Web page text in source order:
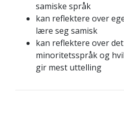
samiske språk
kan reflektere over
lære seg samisk
kan reflektere over
minoritetsspråk og
gir mest uttelling